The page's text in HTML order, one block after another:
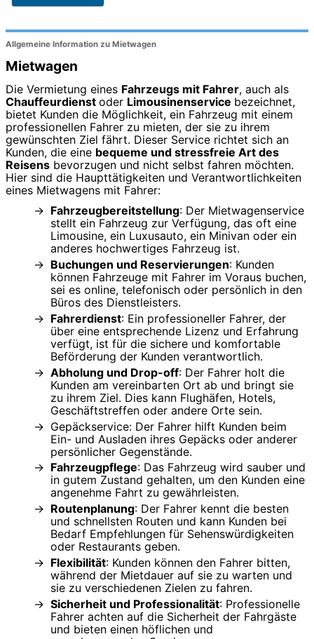
Allgemeine Information zu Mietwagen
Mietwagen
Die Vermietung eines Fahrzeugs mit Fahrer, auch als
Chauffeurdienst oder Limousinenservice bezeichnet,
bietet Kunden die Möglichkeit, ein Fahrzeug mit einem
professionellen Fahrer zu mieten, der sie zu ihrem
gewünschten Ziel fährt. Dieser Service richtet sich an
Kunden, die eine bequeme und stressfreie Art des
Reisens bevorzugen und nicht selbst fahren möchten.
Hier sind die Haupttätigkeiten und Verantwortlichkeiten
eines Mietwagens mit Fahrer:
Fahrzeugbereitstellung: Der Mietwagenservice
stellt ein Fahrzeug zur Verfügung, das oft eine
Limousine, ein Luxusauto, ein Minivan oder ein
anderes hochwertiges Fahrzeug ist.
Buchungen und Reservierungen: Kunden
können Fahrzeuge mit Fahrer im Voraus buchen,
sei es online, telefonisch oder persönlich in den
Büros des Dienstleisters.
Fahrerdienst: Ein professioneller Fahrer, der
über eine entsprechende Lizenz und Erfahrung
verfügt, ist für die sichere und komfortable
Beförderung der Kunden verantwortlich.
Abholung und Drop-off: Der Fahrer holt die
Kunden am vereinbarten Ort ab und bringt sie
zu ihrem Ziel. Dies kann Flughäfen, Hotels,
Geschäftstreffen oder andere Orte sein.
Gepäckservice: Der Fahrer hilft Kunden beim
Ein- und Ausladen ihres Gepäcks oder anderer
persönlicher Gegenstände.
Fahrzeugpflege: Das Fahrzeug wird sauber und
in gutem Zustand gehalten, um den Kunden eine
angenehme Fahrt zu gewährleisten.
Routenplanung: Der Fahrer kennt die besten
und schnellsten Routen und kann Kunden bei
Bedarf Empfehlungen für Sehenswürdigkeiten
oder Restaurants geben.
Flexibilität: Kunden können den Fahrer bitten,
während der Mietdauer auf sie zu warten und
sie zu verschiedenen Zielen zu fahren.
Sicherheit und Professionalität: Professionelle
Fahrer achten auf die Sicherheit der Fahrgäste
und bieten einen höflichen und